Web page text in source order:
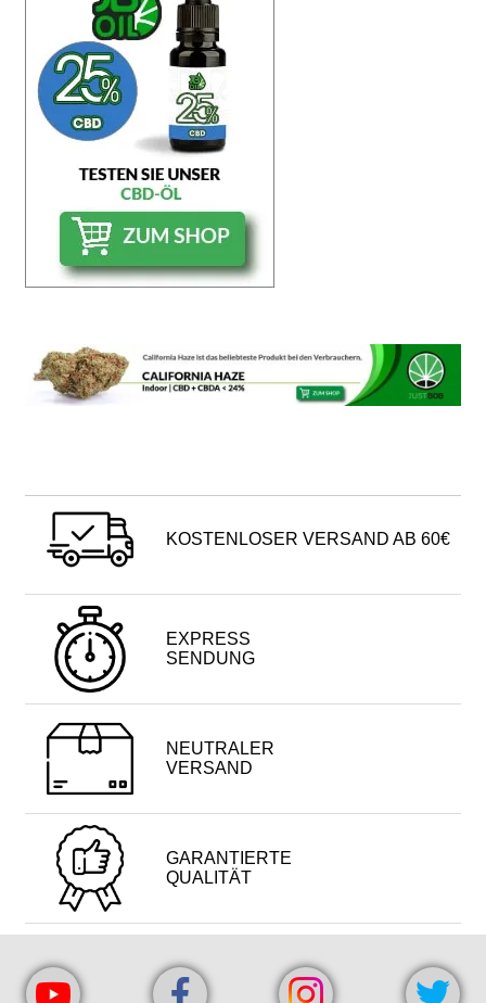
KOSTENLOSER VERSAND AB 60€
EXPRESS
SENDUNG
NEUTRALER
VERSAND
GARANTIERTE
QUALITÄT